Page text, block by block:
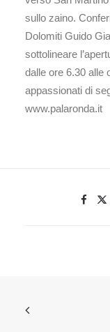
sullo zaino.
Dolomiti Guido
sottolineare
dalle ore 6.30 alle
appassionati di
www.palaronda.it